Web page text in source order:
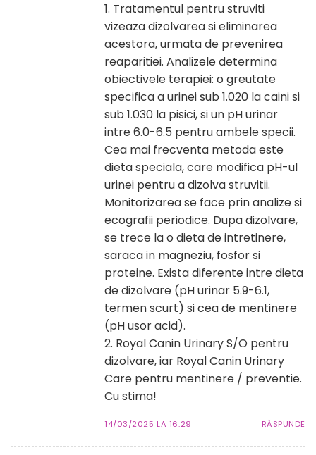
1. Tratamentul pentru struviti
vizeaza dizolvarea si eliminarea
acestora, urmata de prevenirea
reaparitiei. Analizele determina
obiectivele terapiei: o greutate
specifica a urinei sub 1.020 la caini si
sub 1.030 la pisici, si un pH urinar
intre 6.0-6.5 pentru ambele specii.
Cea mai frecventa metoda este
dieta speciala, care modifica pH-ul
urinei pentru a dizolva struvitii.
Monitorizarea se face prin analize si
ecografii periodice. Dupa dizolvare,
se trece la o dieta de intretinere,
saraca in magneziu, fosfor si
proteine. Exista diferente intre dieta
de dizolvare (pH urinar 5.9-6.1,
termen scurt) si cea de mentinere
(pH usor acid).
2. Royal Canin Urinary S/O pentru
dizolvare, iar Royal Canin Urinary
Care pentru mentinere / preventie.
Cu stima!
14/03/2025 LA 16:29 RĂSPUNDE